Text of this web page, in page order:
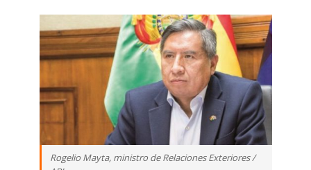
Rogelio Mayta, ministro de Relaciones Exteriores /